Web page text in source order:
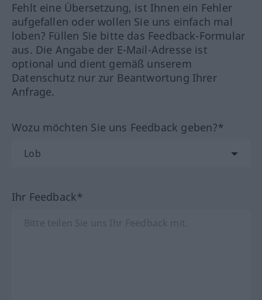
Fehlt eine Übersetzung, ist Ihnen ein Fehler
aufgefallen oder wollen Sie uns einfach mal
loben? Füllen Sie bitte das Feedback-Formular
aus. Die Angabe der E-Mail-Adresse ist
optional und dient gemäß unserem
Datenschutz nur zur Beantwortung Ihrer
Anfrage.
Wozu möchten Sie uns Feedback geben?*
Ihr Feedback*